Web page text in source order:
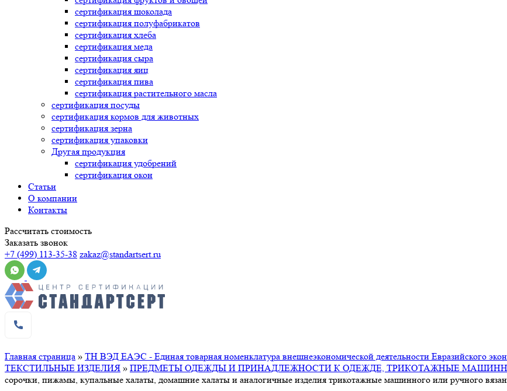
сертификация шоколада
сертификация полуфабрикатов
сертификация хлеба
сертификация меда
сертификация сыра
сертификация яиц
сертификация пива
сертификация растительного масла
сертификация посуды
сертификация кормов для животных
сертификация зерна
сертификация упаковки
Другая продукция
сертификация удобрений
сертификация окон
Статьи
О компании
Контакты
Рассчитать стоимость
Заказать звонок
+7 (499) 113-35-38 zakaz@standartsert.ru
Главная страница » ТН ВЭД ЕАЭС - Единая товарная номенклатура внешнеэкономической деятельности Евразийского
ТЕКСТИЛЬНЫЕ ИЗДЕЛИЯ » ПРЕДМЕТЫ ОДЕЖДЫ И ПРИНАДЛЕЖНОСТИ К ОДЕЖДЕ, ТРИКОТАЖНЫЕ
сорочки, пижамы, купальные халаты, домашние халаты и аналогичные изделия трикотажные машинного или ручного